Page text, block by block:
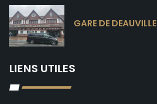
GARE DE DEAUVILLE
LIENS UTILES